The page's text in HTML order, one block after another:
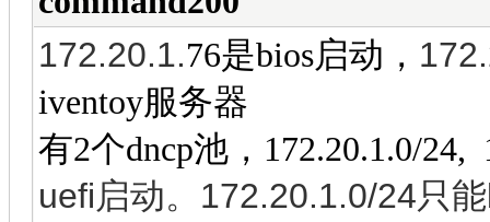
172.20.1.76是bios启动， 172.
iventoy服务器
有2个dncp池，172.20.1.0/24,
uefi启动。 172.20.1.0/24只